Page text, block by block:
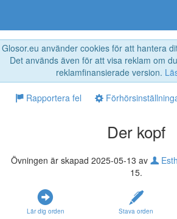
Glosor.eu använder cookies för att hantera
Det används även för att visa reklam om
reklamfinansierade version.
Rapportera fel
Der kopf
Övningen är skapad 2025-05-13 av
15.
Lär dig orden Stava orden